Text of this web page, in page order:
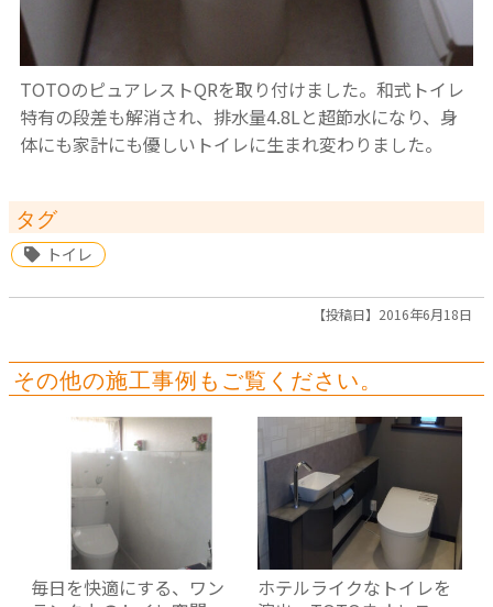
TOTOのピュアレストQRを取り付けました。和式トイレ
特有の段差も解消され、排水量4.8Lと超節水になり、身
体にも家計にも優しいトイレに生まれ変わりました。
タグ
トイレ
【投稿日】2016年6月18日
その他の施工事例もご覧ください。
毎日を快適にする、ワン
ホテルライクなトイレを